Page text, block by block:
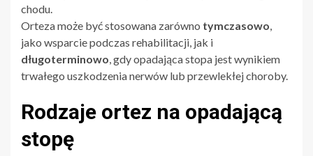
chodu.
Orteza może być stosowana zarówno tymczasowo,
jako wsparcie podczas rehabilitacji, jak i
długoterminowo, gdy opadająca stopa jest wynikiem
trwałego uszkodzenia nerwów lub przewlekłej choroby.
Rodzaje ortez na opadającą
stopę